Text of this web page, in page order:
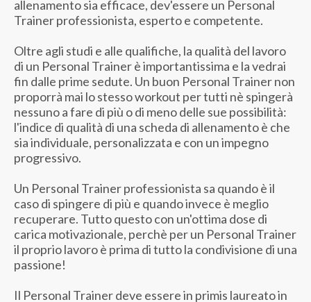
allenamento sia efficace, dev'essere un Personal
Trainer professionista, esperto e competente.
Oltre agli studi e alle qualifiche, la qualità del lavoro
di un Personal Trainer è importantissima e la vedrai
fin dalle prime sedute. Un buon Personal Trainer non
proporrà mai lo stesso workout per tutti nè spingerà
nessuno a fare di più o di meno delle sue possibilità:
l'indice di qualità di una scheda di allenamento è che
sia individuale, personalizzata e con un impegno
progressivo.
Un Personal Trainer professionista sa quando è il
caso di spingere di più e quando invece è meglio
recuperare. Tutto questo con un'ottima dose di
carica motivazionale, perchè per un Personal Trainer
il proprio lavoro è prima di tutto la condivisione di una
passione!
Il Personal Trainer deve essere in primis laureato in